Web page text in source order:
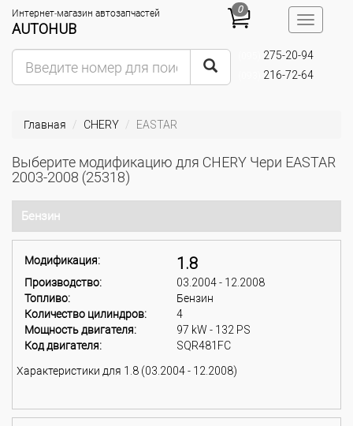
Toggle
0
Интернет-магазин автозапчастей
AUTOHUB
275-20-94
216-72-64
Главная CHERY EASTAR
Выберите модификацию для CHERY Чери EASTAR
2003-2008 (25318)
Бензин
Модификация: 1.8
Производство:
03.2004 - 12.2008
Топливо:
Бензин
Количество цилиндров:
4
Мощность двигателя:
97 kW - 132 PS
Код двигателя:
SQR481FC
Характеристики для 1.8 (03.2004 - 12.2008)